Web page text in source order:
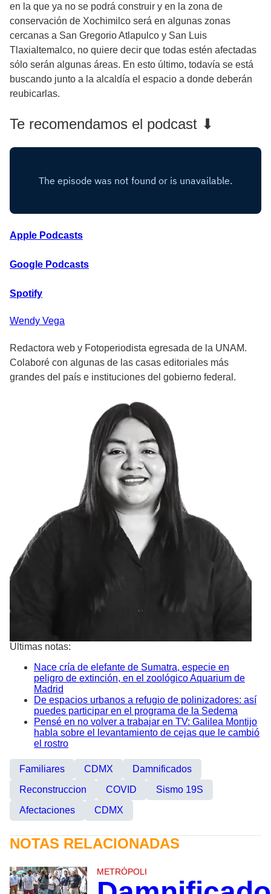
en la que ya no se podrá construir y en la zona de
conservación de Xochimilco será en algunas zonas
cercanas a San Gregorio Atlapulco y San Luis
Tlaxialtemalco, no quiere decir que todas estén afectadas
sólo serán algunas áreas. En esto último, todavía se está
buscando junto a la alcaldía el espacio a donde deberán
reubicarlas.
Te recomendamos el podcast ⬇
Apple Podcasts
Google Podcasts
Spotify
Wendy Vega
Redactora web y Fotoperiodista egresada de la UNAM.
Colaboré con algunas de las casas editoriales más
grandes del país e instituciones del gobierno federal.
Últimas notas:
Nace cría de elefante de Sumatra, especie en
peligro de extinción, en el zoológico Aquarium de
Madrid
De espacios urbanos a refugio de polinizadores: así
puedes participar en el programa de la Sedema
Pensé en no volver a trabajar en TV: Galilea Montijo
habla sobre el levantamiento de cejas que le cambió
el rostro
Familiares CDMX
Damnificados
Reconstruccion
COVID
Sismo 19S
Afectaciones
CDMX
NOTAS RELACIONADAS
METRÓPOLI